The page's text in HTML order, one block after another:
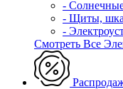
-
- Щиты,
-
Смотреть Все